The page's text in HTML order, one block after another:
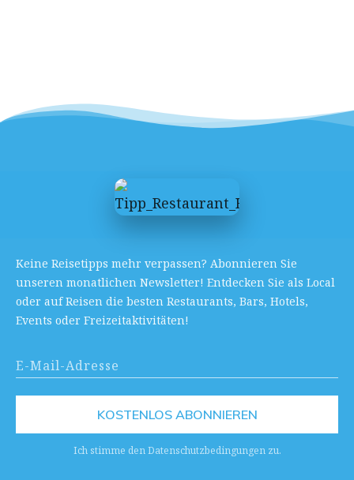
Keine Reisetipps mehr verpassen? Abonnieren Sie
unseren monatlichen Newsletter! Entdecken Sie als Local
oder auf Reisen die besten Restaurants, Bars, Hotels,
Events oder Freizeitaktivitäten!
KOSTENLOS ABONNIEREN
Ich stimme den Datenschutzbedingungen zu.